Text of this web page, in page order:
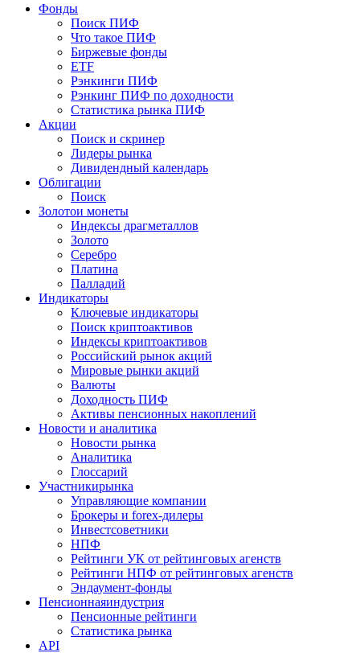
Фонды
Поиск ПИФ
Что такое ПИФ
Биржевые фонды
ETF
Рэнкинги ПИФ
Рэнкинг ПИФ по доходности
Статистика рынка ПИФ
Акции
Поиск и скринер
Лидеры рынка
Дивидендный календарь
Облигации
Поиск
Золотои монеты
Индексы драгметаллов
Золото
Серебро
Платина
Палладий
Индикаторы
Ключевые индикаторы
Поиск криптоактивов
Индексы криптоактивов
Российский рынок акций
Мировые рынки акций
Валюты
Доходность ПИФ
Активы пенсионных накоплений
Новости и аналитика
Новости рынка
Аналитика
Глоссарий
Участникирынка
Управляющие компании
Брокеры и forex-дилеры
Инвестсоветники
НПФ
Рейтинги УК от рейтинговых агенств
Рейтинги НПФ от рейтинговых агенств
Эндаумент-фонды
Пенсионнаяиндустрия
Пенсионные рейтинги
Статистика рынка
API